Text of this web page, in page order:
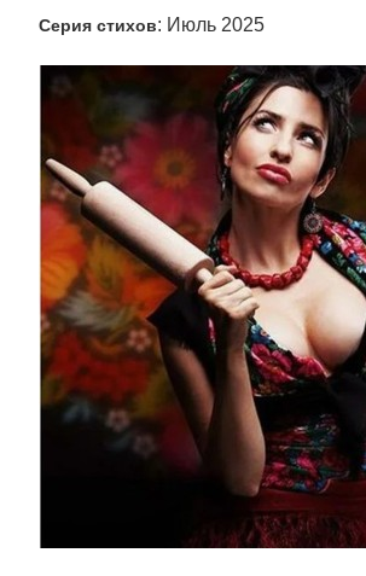
Серия стихов: Июль 2025